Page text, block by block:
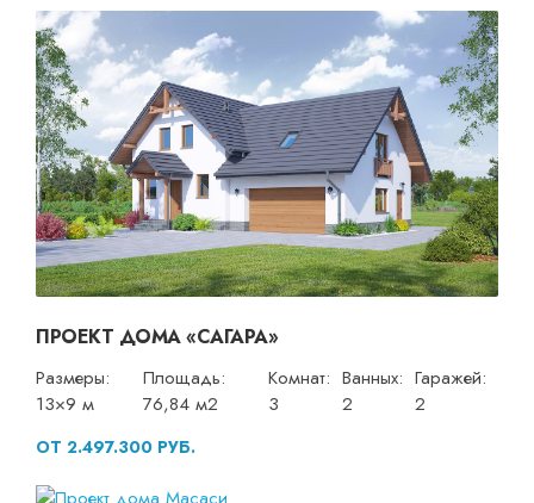
ПРОЕКТ ДОМА «САГАРА»
Размеры:
13×9 м
Площадь:
76,84 м2
Комнат:
3
Ванных:
2
Гаражей:
2
ОТ 2.497.300 РУБ.